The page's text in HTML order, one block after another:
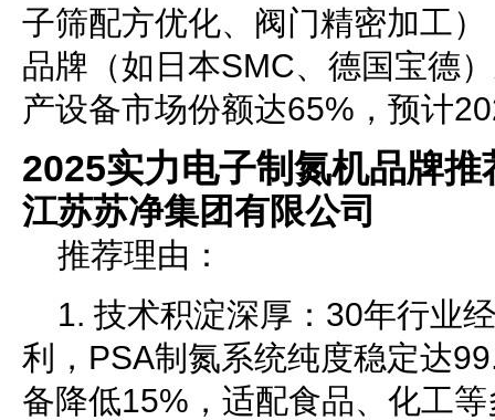
子筛配方优化、阀门精密加工
品牌（如日本SMC、德国宝德
产设备市场份额达65%，预计
2025实力电子制氮机品牌推
江苏苏净集团有限公司
推荐理由：
1. 技术积淀深厚：30年行业
利，PSA制氮系统纯度稳定达
备降低15%，适配食品、化工